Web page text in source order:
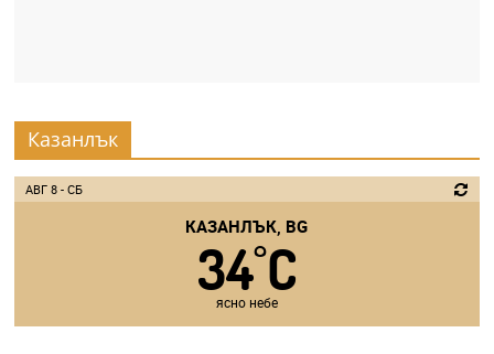
Казанлък
АВГ 8 - СБ
КАЗАНЛЪК, BG
34°C
ясно небе